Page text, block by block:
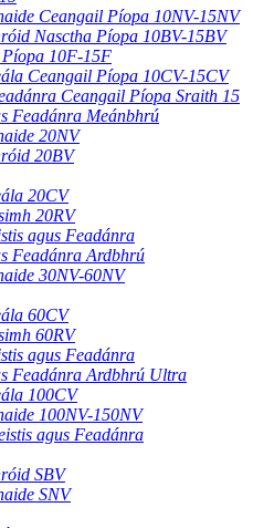
Ceangail Píopa 10NV-15NV
Nasctha Píopa 10BV-15BV
10F-15F
Ceangail Píopa 10CV-15CV
Ceangail Píopa Sraith 15
Feadánra Meánbhrú
20NV
20BV
20CV
20RV
agus Feadánra
Feadánra Ardbhrú
30NV-60NV
60CV
60RV
agus Feadánra
Feadánra Ardbhrú Ultra
100CV
100NV-150NV
agus Feadánra
SBV
SNV